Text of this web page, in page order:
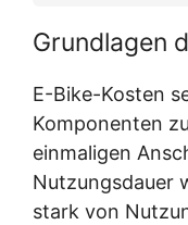
Grundlagen
E-Bike-Kosten
Komponenten
einmaligen
Nutzungsdauer
stark von